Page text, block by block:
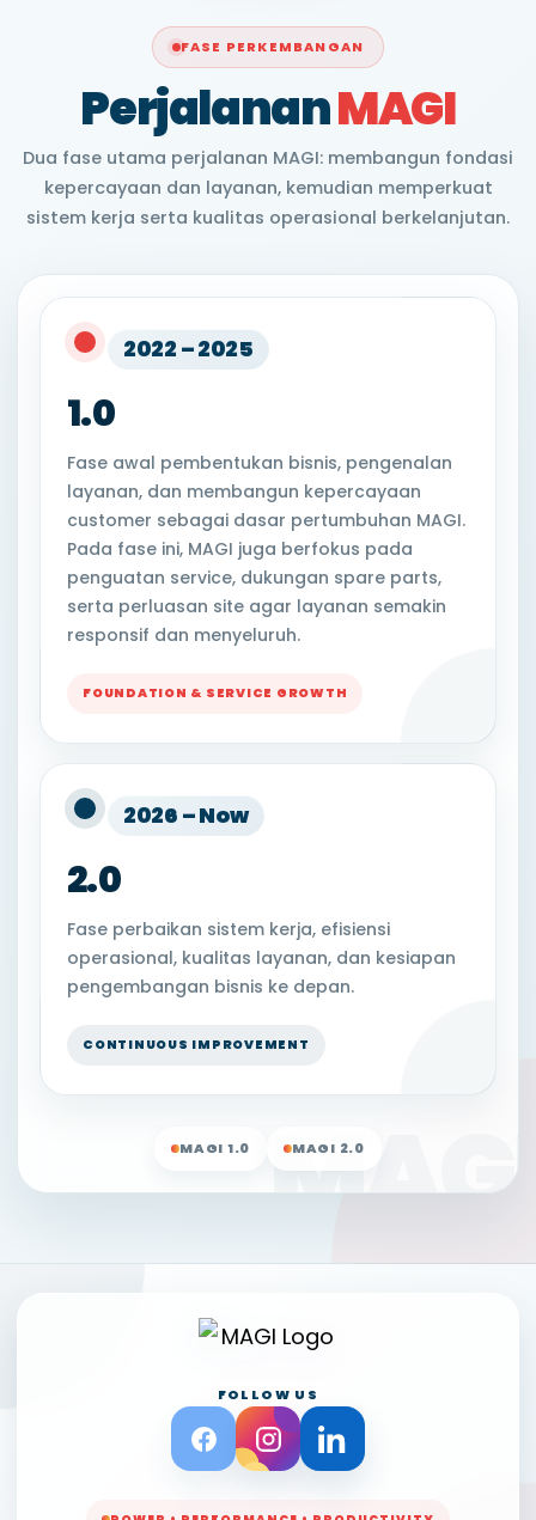
FASE PERKEMBANGAN
PerjalananMAGI
Dua fase utama perjalanan MAGI: membangun fondasi
kepercayaan dan layanan, kemudian memperkuat
sistem kerja serta kualitas operasional berkelanjutan.
2022 – 2025
1.0
Fase awal pembentukan bisnis, pengenalan
layanan, dan membangun kepercayaan
customer sebagai dasar pertumbuhan MAGI.
Pada fase ini, MAGI juga berfokus pada
penguatan service, dukungan spare parts,
serta perluasan site agar layanan semakin
responsif dan menyeluruh.
FOUNDATION & SERVICE GROWTH
2026 – Now
2.0
Fase perbaikan sistem kerja, efisiensi
operasional, kualitas layanan, dan kesiapan
pengembangan bisnis ke depan.
CONTINUOUS IMPROVEMENT
MAGI 1.0 MAGI 2.0
FOLLOW US